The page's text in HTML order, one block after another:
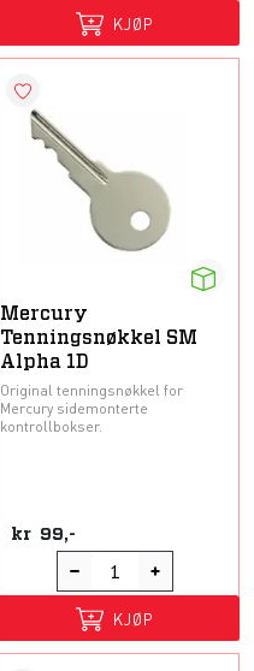
KJØP
Mercury
Tenningsnøkkel SM
Alpha 1D
Original tenningsnøkkel for
Mercury sidemonterte
kontrollbokser.
kr 99,-
KJØP